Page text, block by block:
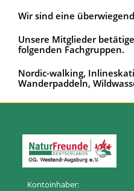
Wir sind eine
Unsere Mitglieder
folgenden Fachgruppen.
Nordic-walking,
Wanderpaddeln,
Kontoinhaber: